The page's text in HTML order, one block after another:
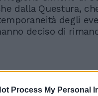
Process My Personal
dalla Questura,
degli
deciso di